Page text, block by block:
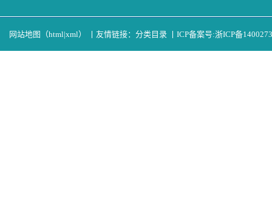
网站地图（html|xml） 丨 友情链接： 分类目录 丨 ICP备案号:浙ICP备